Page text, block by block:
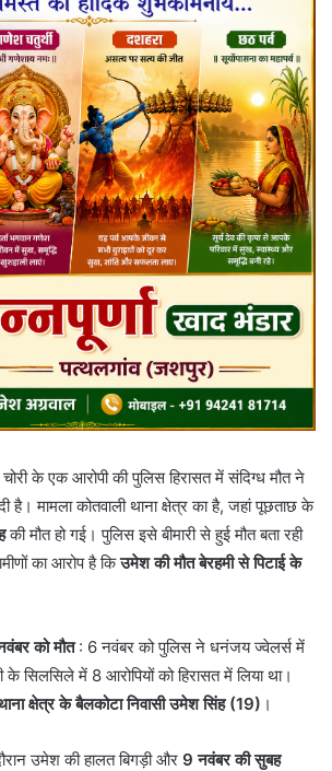
के एक आरोपी की पुलिस हिरासत में संदिग्ध मौत ने
है। मामला कोतवाली थाना क्षेत्र का है, जहां पूछताछ के
की मौत हो गई। पुलिस इसे बीमारी से हुई मौत बता रही
का आरोप है किउमेश की मौत बेरहमी से पिटाई के
को मौत: 6 नवंबर को पुलिस ने धनंजय ज्वेलर्स में
सिलसिले में 8 आरोपियों को हिरासत में लिया था।
क्षेत्र के बैलकोटा निवासी उमेश सिंह (19) ।
उमेश की हालत बिगड़ी और 9 नवंबर की सुबह